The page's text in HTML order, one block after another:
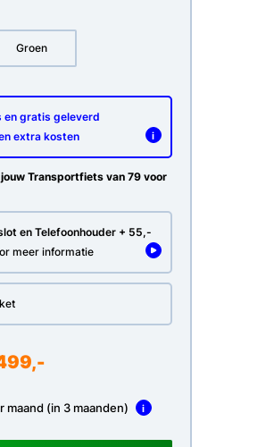
Groen
en gratis geleverd
extra kosten
i
Transportfiets van 79 voor
en Telefoonhouder + 55,-
meer informatie
maand (in 3 maanden) i